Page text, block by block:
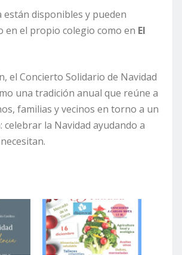
están disponibles y pueden
en el propio colegio como en El
el Concierto Solidario de Navidad
una tradición anual que reúne a
familias y vecinos en torno a un
celebrar la Navidad ayudando a